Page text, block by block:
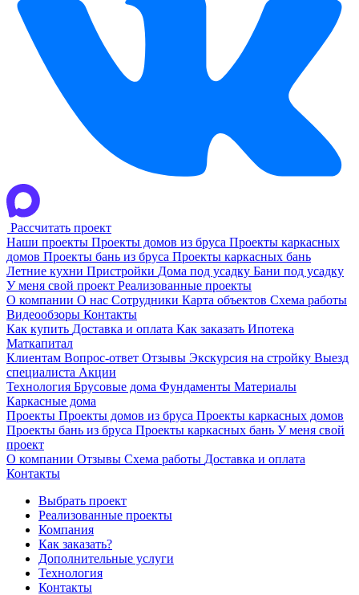
Рассчитать проект
Наши проекты Проекты домов из бруса Проекты каркасных
домов Проекты бань из бруса Проекты каркасных бань
Летние кухни Пристройки Дома под усадку Бани под усадку
У меня свой проект Реализованные проекты
О компании О нас Сотрудники Карта объектов Схема работы
Видеообзоры Контакты
Как купить Доставка и оплата Как заказать Ипотека
Маткапитал
Клиентам Вопрос-ответ Отзывы Экскурсия на стройку Выезд
специалиста Акции
Технология Брусовые дома Фундаменты Материалы
Каркасные дома
Проекты Проекты домов из бруса Проекты каркасных домов
Проекты бань из бруса Проекты каркасных бань У меня свой
проект
О компании Отзывы Схема работы Доставка и оплата
Контакты
Выбрать проект
Реализованные проекты
Компания
Как заказать?
Дополнительные услуги
Технология
Контакты